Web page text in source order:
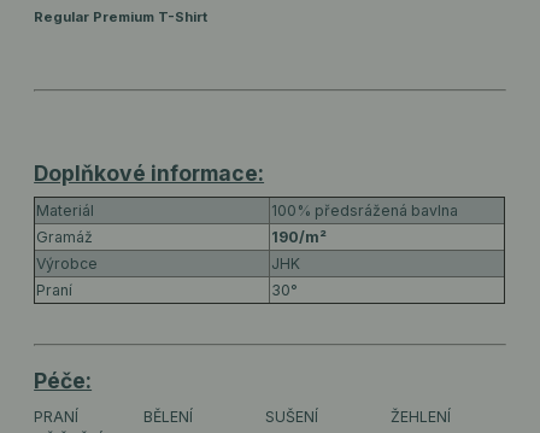
Regular Premium T-Shirt
Doplňkové informace:
Materiál
100% předsrážená bavlna
Gramáž
190/m²
Výrobce
JHK
Praní
30°
Péče:
PRANÍ BĚLENÍ SUŠENÍ
ŽEHLENÍ